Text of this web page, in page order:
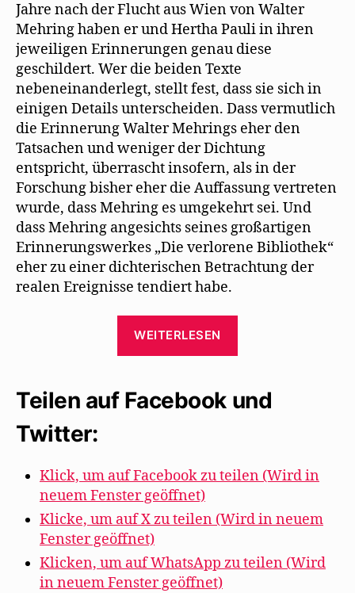
Jahre nach der Flucht aus Wien von Walter
Mehring haben er und Hertha Pauli in ihren
jeweiligen Erinnerungen genau diese
geschildert. Wer die beiden Texte
nebeneinanderlegt, stellt fest, dass sie sich in
einigen Details unterscheiden. Dass vermutlich
die Erinnerung Walter Mehrings eher den
Tatsachen und weniger der Dichtung
entspricht, überrascht insofern, als in der
Forschung bisher eher die Auffassung vertreten
wurde, dass Mehring es umgekehrt sei. Und
dass Mehring angesichts seines großartigen
Erinnerungswerkes „Die verlorene Bibliothek“
eher zu einer dichterischen Betrachtung der
realen Ereignisse tendiert habe.
WEITERLESEN
heute
vor
bei
Flucht
Wien“
Teilen auf Facebook und
Twitter:
Klick, um auf Facebook zu teilen (Wird in
neuem Fenster geöffnet)
Klicke, um auf X zu teilen (Wird in neuem
Fenster geöffnet)
Klicken, um auf WhatsApp zu teilen (Wird
in neuem Fenster geöffnet)